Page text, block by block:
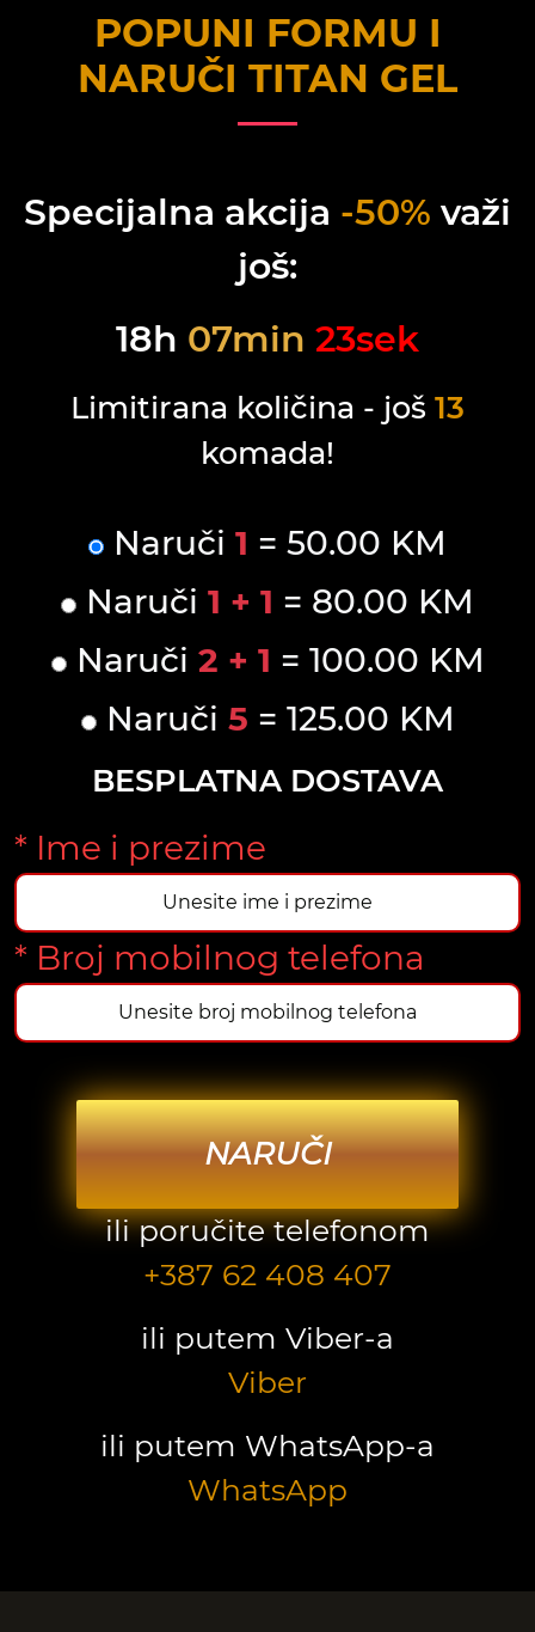
POPUNI FORMU I
NARUČI TITAN GEL
Specijalna akcija -50% važi
još:
18h 07min 23sek
Limitirana količina - još 13
komada!
Naruči 1 = 50.00 KM
Naruči 1 + 1 = 80.00 KM
Naruči 2 + 1 = 100.00 KM
Naruči 5 = 125.00 KM
BESPLATNA DOSTAVA
* Ime i prezime
* Broj mobilnog telefona
NARUČI
ili poručite telefonom
+387 62 408 407
ili putem Viber-a
Viber
ili putem WhatsApp-a
WhatsApp